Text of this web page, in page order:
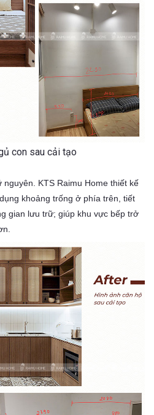
con sau cải tạo
KTS Raimu Home thiết kế
khoảng trống ở phía trên, tiết
gian lưu trữ; giúp khu vực bếp trở